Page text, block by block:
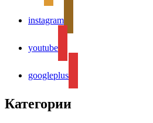
instagram
youtube
googleplus
Категории